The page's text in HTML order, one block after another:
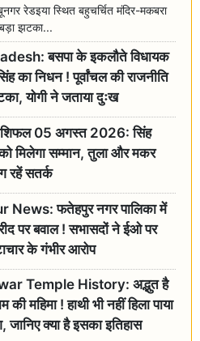
रेडइया स्थित बहुचर्चित मंदिर-मकबरा
झटका...
बसपा के इकलौते विधायक
का निधन ! पूर्वांचल की राजनीति
योगी ने जताया दुःख
05 अगस्त 2026: सिंह
को मिलेगा सम्मान, तुला और मकर
रहें सतर्क
News: फतेहपुर नगर पालिका में
पर बवाल ! सभासदों ने ईओ पर
के गंभीर आरोप
Temple History: अद्भुत है
की महिमा ! हाथी भी नहीं हिला पाया
जानिए क्या है इसका इतिहास